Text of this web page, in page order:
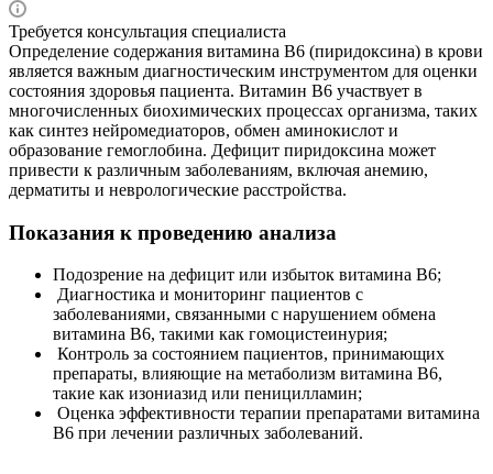
Требуется консультация специалиста
Определение содержания витамина В6 (пиридоксина) в крови
является важным диагностическим инструментом для оценки
состояния здоровья пациента. Витамин В6 участвует в
многочисленных биохимических процессах организма, таких
как синтез нейромедиаторов, обмен аминокислот и
образование гемоглобина. Дефицит пиридоксина может
привести к различным заболеваниям, включая анемию,
дерматиты и неврологические расстройства.
Показания к проведению анализа
Подозрение на дефицит или избыток витамина В6;
Диагностика и мониторинг пациентов с
заболеваниями, связанными с нарушением обмена
витамина В6, такими как гомоцистеинурия;
Контроль за состоянием пациентов, принимающих
препараты, влияющие на метаболизм витамина В6,
такие как изониазид или пеницилламин;
Оценка эффективности терапии препаратами витамина
В6 при лечении различных заболеваний.